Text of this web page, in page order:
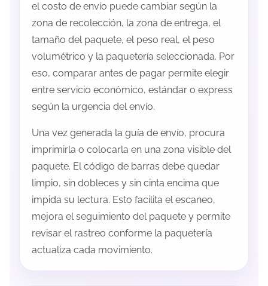
el costo de envío puede cambiar según la
zona de recolección, la zona de entrega, el
tamaño del paquete, el peso real, el peso
volumétrico y la paquetería seleccionada. Por
eso, comparar antes de pagar permite elegir
entre servicio económico, estándar o express
según la urgencia del envío.
Una vez generada la guía de envío, procura
imprimirla o colocarla en una zona visible del
paquete. El código de barras debe quedar
limpio, sin dobleces y sin cinta encima que
impida su lectura. Esto facilita el escaneo,
mejora el seguimiento del paquete y permite
revisar el rastreo conforme la paquetería
actualiza cada movimiento.